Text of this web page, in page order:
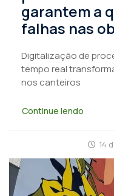
garantem a
falhas nas
Digitalização de
tempo real
nos canteiros
Continue lendo
14